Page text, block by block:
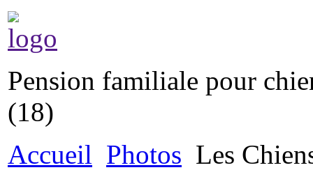
Pension familiale pour
(18)
Accueil Photos Les